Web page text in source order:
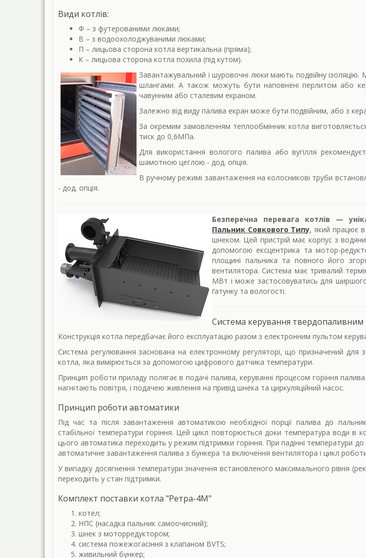
Види котлів:
Ф – з футерованими люками;
В – з водоохолоджуваними люками;
П – лицьова сторона котла вертикальна (пряма);
К – лицьова сторона котла похила (під кутом).
Завантажувальний і шуровочні люки мають подвійну
шлангами. А також можуть бути наповнені перлитом або
чавунним або сталевим екраном.
Залежно від виду палива екран може бути подвійним, або з
За окремим замовленням теплообмінник котла
тиск до 0,6МПа.
Для використання вологого палива або вугілля
шамотною цеглою - дод. опція.
В ручному режимі завантаження на колосникові труби
- дод. опція.
Безперечна перевага котлів —
Пальник Совкового Типу, який працює
шнеком. Цей пристрій має корпус з
допомогою ексцентрика та мотор-
площині пальника та повного його
вентилятора. Система має тривалий
МВт і може застосовуватись для ширшого
ґатунку та вологості.
Система керування
Конструкція котла передбачає його експлуатацію разом з електронним пультом
Система регулювання заснована на електронному регуляторі, що призначений для
котла, яка вимірюється за допомогою цифрового датчика температури.
Принцип роботи приладу полягає в подачі палива, керуванні процесом горіння
нагнітають повітря, і подачею живлення на привід шнека та циркуляційний насос.
Принцип роботи автоматики
Під час та після завантаження автоматикою необхідної порції палива до
стабільної температури горіння. Цей цикл повторюється доки температура води в
цього автоматика переходить у режим підтримки горіння. При падінні температури
автоматичне завантаження палива з бункера та включення вентилятора і цикл
У випадку досягнення температури значення встановленого максимального рівня
переходить у стан підтримки.
Комплект поставки котла "Ретра-4М"
котел;
НПС (насадка пальник самоочисний);
шнек з моторредуктором;
система пожежогасіння з клапаном BVTS;
живильний бункер;